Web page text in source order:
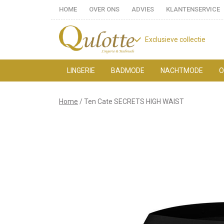
HOME OVER ONS ADVIES KLANTENSERVICE
Exclusieve collectie
LINGERIE BADMODE NACHTMODE
Ten Home Ten Cate SECRETS HIGH WAIST